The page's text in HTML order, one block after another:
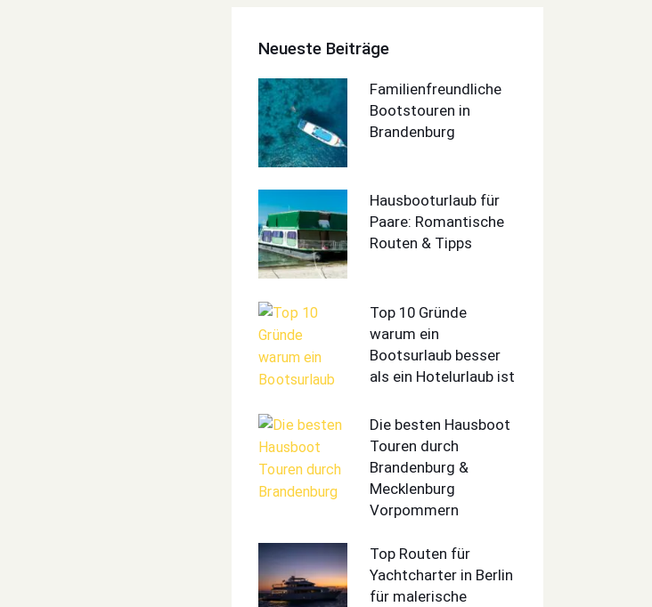
Neueste Beiträge
Familienfreundliche
Bootstouren in
Brandenburg
Hausbooturlaub für
Paare: Romantische
Routen & Tipps
Top 10 Gründe
warum ein
Bootsurlaub besser
als ein Hotelurlaub ist
Die besten Hausboot
Touren durch
Brandenburg &
Mecklenburg
Vorpommern
Top Routen für
Yachtcharter in Berlin
für malerische